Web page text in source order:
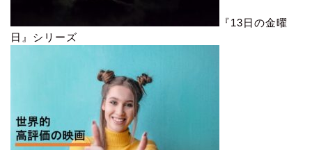
『13日の金曜
日』シリーズ